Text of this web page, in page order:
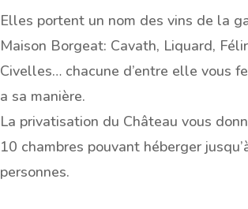
Elles portent un nom des vins de la
Maison Borgeat: Cavath, Liquard,
Civelles… chacune d’entre elle vous
a sa manière.
La privatisation du Château vous
10 chambres pouvant héberger
personnes.